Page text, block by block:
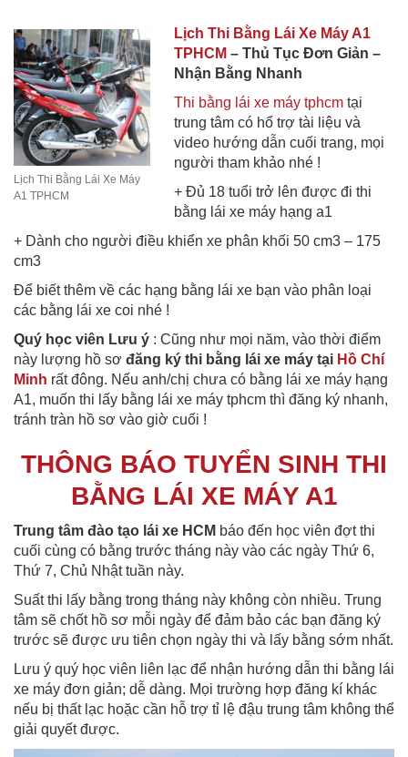
Lịch Thi Bằng Lái Xe Máy
A1 TPHCM
Lịch Thi Bằng Lái Xe Máy A1
TPHCM – Thủ Tục Đơn Giản –
Nhận Bằng Nhanh
Thi bằng lái xe máy tphcmtại
trung tâm có hổ trợ tài liệu và
video hướng dẫn cuối trang, mọi
người tham khảo nhé !
+ Đủ 18 tuổi trở lên được đi thi
bằng lái xe máy hạng a1
+ Dành cho người điều khiển xe phân khối 50 cm3 – 175
cm3
Để biết thêm về các hạng bằng lái xe bạn vào phân loại
các bằng lái xe coi nhé !
Quý học viên Lưu ý : Cũng như mọi năm, vào thời điểm
này lượng hồ sơ đăng ký thi bằng lái xe máy tại Hồ Chí
Minh rất đông. Nếu anh/chị chưa có bằng lái xe máy hạng
A1, muốn thi lấy bằng lái xe máy tphcm thì đăng ký nhanh,
tránh tràn hồ sơ vào giờ cuối !
THÔNG BÁO TUYỂN SINH THI
BẰNG LÁI XE MÁY A1
Trung tâm đào tạo lái xe HCM báo đến học viên đợt thi
cuối cùng có bằng trước tháng này vào các ngày Thứ 6,
Thứ 7, Chủ Nhật tuần này.
Suất thi lấy bằng trong tháng này không còn nhiều. Trung
tâm sẽ chốt hồ sơ mỗi ngày để đảm bảo các bạn đăng ký
trước sẽ được ưu tiên chọn ngày thi và lấy bằng sớm nhất.
Lưu ý quý học viên liên lạc để nhận hướng dẫn thi bằng lái
xe máy đơn giản; dễ dàng. Mọi trường hợp đăng kí khác
nếu bị thất lạc hoặc cần hỗ trợ tỉ lệ đậu trung tâm không thể
giải quyết được.